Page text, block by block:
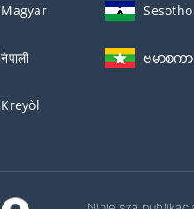
Magyar Sesotho
नेपाली ဗမာစကာ
Kreyòl